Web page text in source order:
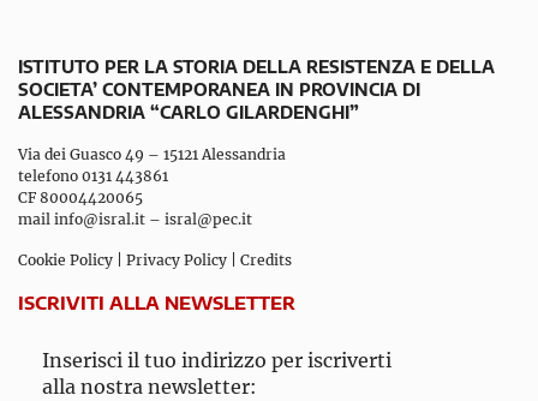
ISTITUTO PER LA STORIA DELLA RESISTENZA E DELLA
SOCIETA’ CONTEMPORANEA IN PROVINCIA DI
ALESSANDRIA “CARLO GILARDENGHI”
Via dei Guasco 49 – 15121 Alessandria
telefono 0131 443861
CF 80004420065
mail info@isral.it – isral@pec.it
Cookie Policy Privacy Policy Credits
ISCRIVITI ALLA NEWSLETTER
Inserisci il tuo indirizzo per iscriverti
alla nostra newsletter: